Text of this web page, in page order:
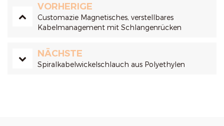
VORHERIGE
Customazie Magnetisches, verstellbares
Kabelmanagement mit Schlangenrücken
NÄCHSTE
Spiralkabelwickelschlauch aus Polyethylen